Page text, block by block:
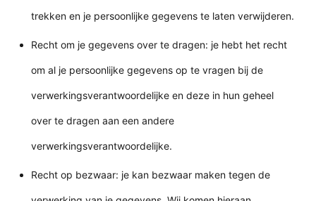
trekken en je persoonlijke gegevens te laten verwijderen.
Recht om je gegevens over te dragen: je hebt het recht
om al je persoonlijke gegevens op te vragen bij de
verwerkingsverantwoordelijke en deze in hun geheel
over te dragen aan een andere
verwerkingsverantwoordelijke.
Recht op bezwaar: je kan bezwaar maken tegen de